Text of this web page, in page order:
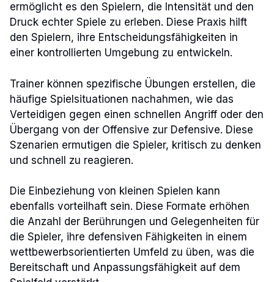
ermöglicht es den Spielern, die Intensität und den
Druck echter Spiele zu erleben. Diese Praxis hilft
den Spielern, ihre Entscheidungsfähigkeiten in
einer kontrollierten Umgebung zu entwickeln.
Trainer können spezifische Übungen erstellen, die
häufige Spielsituationen nachahmen, wie das
Verteidigen gegen einen schnellen Angriff oder den
Übergang von der Offensive zur Defensive. Diese
Szenarien ermutigen die Spieler, kritisch zu denken
und schnell zu reagieren.
Die Einbeziehung von kleinen Spielen kann
ebenfalls vorteilhaft sein. Diese Formate erhöhen
die Anzahl der Berührungen und Gelegenheiten für
die Spieler, ihre defensiven Fähigkeiten in einem
wettbewerbsorientierten Umfeld zu üben, was die
Bereitschaft und Anpassungsfähigkeit auf dem